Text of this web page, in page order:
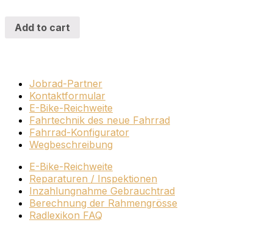
Add to cart
Jobrad-Partner
Kontaktformular
E-Bike-Reichweite
Fahrtechnik des neue Fahrrad
Fahrrad-Konfigurator
Wegbeschreibung
E-Bike-Reichweite
Reparaturen / Inspektionen
Inzahlungnahme Gebrauchtrad
Berechnung der Rahmengrösse
Radlexikon FAQ